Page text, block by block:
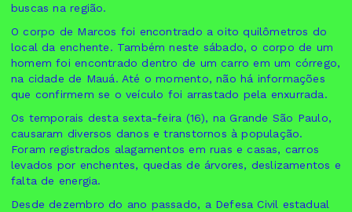
buscas na região.
O corpo de Marcos foi encontrado a oito quilômetros do
local da enchente. Também neste sábado, o corpo de um
homem foi encontrado dentro de um carro em um córrego,
na cidade de Mauá. Até o momento, não há informações
que confirmem se o veículo foi arrastado pela enxurrada.
Os temporais desta sexta-feira (16), na Grande São Paulo,
causaram diversos danos e transtornos à população.
Foram registrados alagamentos em ruas e casas, carros
levados por enchentes, quedas de árvores, deslizamentos e
falta de energia.
Desde dezembro do ano passado, a Defesa Civil estadual